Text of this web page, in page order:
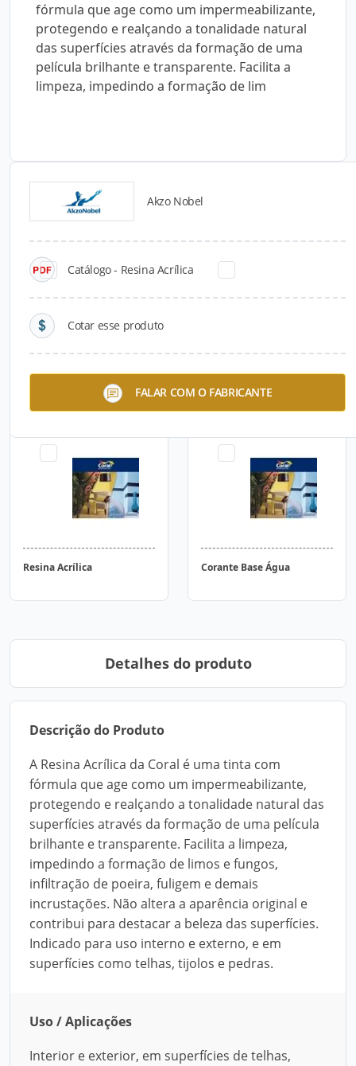
fórmula que age como um impermeabilizante,
protegendo e realçando a tonalidade natural
das superfícies através da formação de uma
película brilhante e transparente. Facilita a
limpeza, impedindo a formação de lim
Akzo Nobel
Catálogo - Resina Acrílica
Cotar esse produto
FALAR COM O FABRICANTE
Catálogos para Download
Embeleza Cerâmica
Resina Acrílica Corante Base Água
Detalhes do produto
Descrição do Produto
A Resina Acrílica da Coral é uma tinta com
fórmula que age como um impermeabilizante,
protegendo e realçando a tonalidade natural das
superfícies através da formação de uma película
brilhante e transparente. Facilita a limpeza,
impedindo a formação de limos e fungos,
infiltração de poeira, fuligem e demais
incrustações. Não altera a aparência original e
contribui para destacar a beleza das superfícies.
Indicado para uso interno e externo, e em
superfícies como telhas, tijolos e pedras.
Uso / Aplicações
Interior e exterior, em superfícies de telhas,